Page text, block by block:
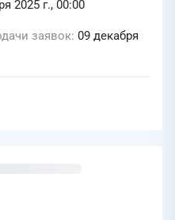
2025 г., 00:00
заявок 09 декабря